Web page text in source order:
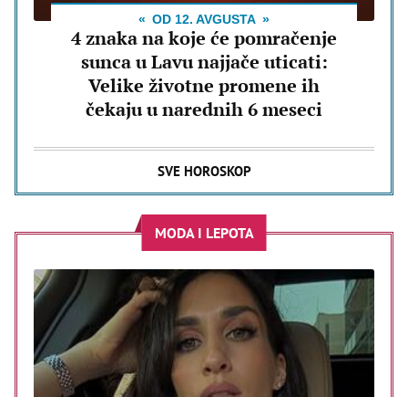
OD 12. AVGUSTA
4 znaka na koje će pomračenje
sunca u Lavu najjače uticati:
Velike životne promene ih
čekaju u narednih 6 meseci
SVE HOROSKOP
MODA I LEPOTA